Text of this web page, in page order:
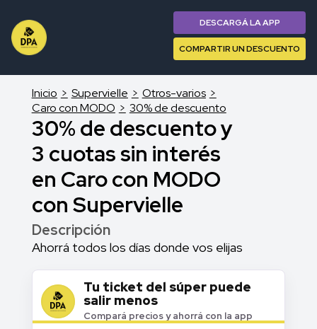
DESCARGÁ LA APP
COMPARTIR UN DESCUENTO
Inicio Supervielle
Otros-varios
Caro con MODO
30% de descuento
30% de descuento y
3 cuotas sin interés
en Caro con MODO
con Supervielle
Descripción
Ahorrá todos los días donde vos elijas
Tu ticket del súper puede
salir menos
Compará precios y ahorrá con la app